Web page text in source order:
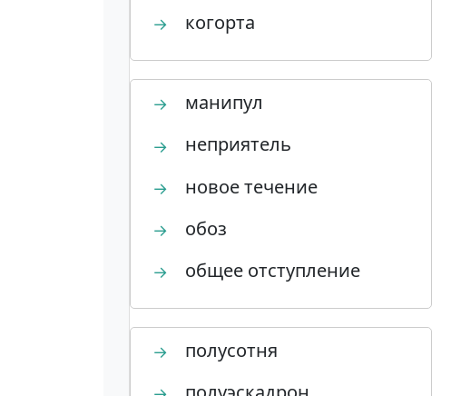
→ когорта
→ манипул
→ неприятель
→ новое течение
→ обоз
→ общее отступление
→ полусотня